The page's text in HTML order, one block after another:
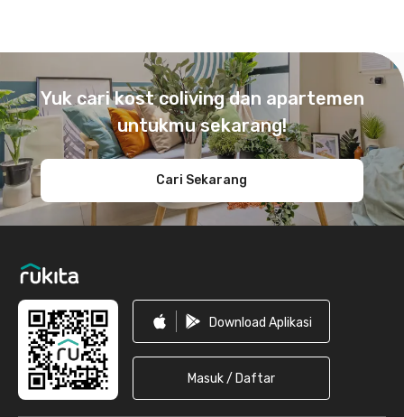
Yuk cari kost coliving dan apartemen
untukmu sekarang!
Cari Sekarang
Download Aplikasi
Masuk / Daftar